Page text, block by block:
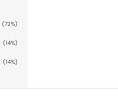
(72%)
(14%)
(14%)